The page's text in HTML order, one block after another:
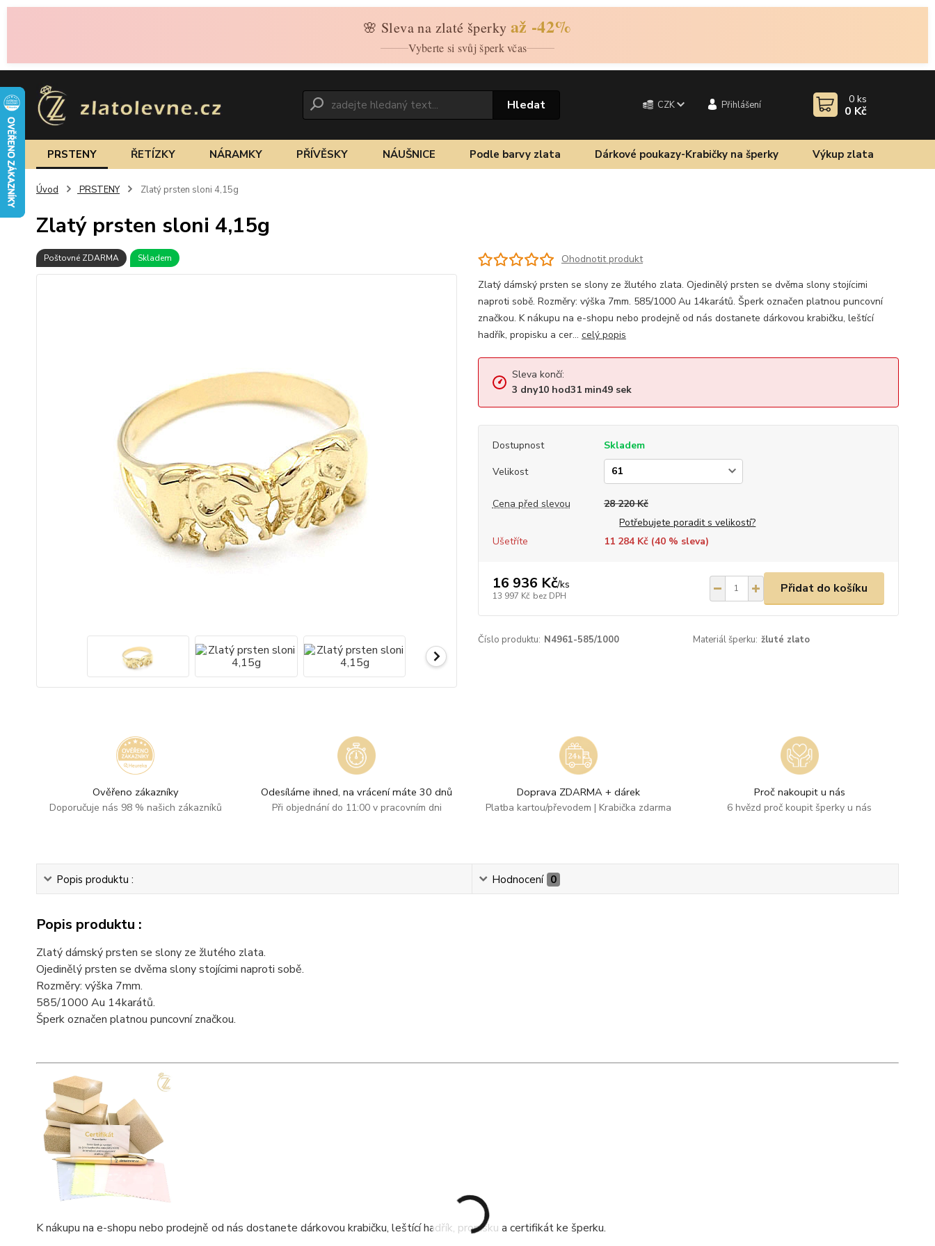
🌸 Sleva na zlaté šperky až -42%
Vyberte si svůj šperk včas
CZK Přihlášení
Hledat 0 ks
0 Kč
PRSTENY ŘETÍZKY NÁRAMKY PŘÍVĚSKY NÁUŠNICE Podle barvy zlata Dárkové poukazy-Krabičky na šperky Výkup zlata
Úvod PRSTENY Zlatý prsten sloni 4,15g
Zlatý prsten sloni 4,15g
Poštovné ZDARMA Skladem
Ohodnotit produkt
Zlatý dámský prsten se slony ze žlutého zlata. Ojedinělý prsten se dvěma slony stojícimi
naproti sobě. Rozměry: výška 7mm. 585/1000 Au 14karátů. Šperk označen platnou puncovní
značkou. K nákupu na e-shopu nebo prodejně od nás dostanete dárkovou krabičku, leštící
hadřík, propisku a cer... celý popis
Sleva končí:
3 dny10hod31min48sek
Dostupnost
Skladem
Velikost
Cena před slevou
28 220 Kč
Potřebujete poradit s velikostí?
Ušetříte
11 284 Kč (40% sleva)
16 936 Kč/ks
13 997 Kč bez DPH
Přidat do košíku
Číslo produktu: N4961-585/1000 Materiál šperku: žluté zlato
Ověřeno zákazníky
Doporučuje nás 98 % našich zákazníků
Odesíláme ihned, na vrácení máte 30 dnů
Při objednání do 11:00 v pracovním dni
Doprava ZDARMA + dárek
Platba kartou/převodem | Krabička zdarma
Proč nakoupit u nás
6 hvězd proč koupit šperky u nás
Popis produktu : Hodnocení 0
Popis produktu :
Zlatý dámský prsten se slony ze žlutého zlata.
Ojedinělý prsten se dvěma slony stojícimi naproti sobě.
Rozměry: výška 7mm.
585/1000 Au 14karátů.
Šperk označen platnou puncovní značkou.
K nákupu na e-shopu nebo prodejně od nás dostanete dárkovou krabičku, leštící hadřík, propisku a certifikát ke šperku.